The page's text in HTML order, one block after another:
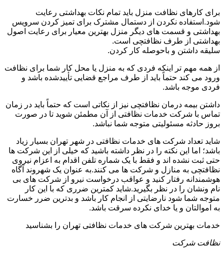
برای کارهای نظافت منزل باید تمام نکات بهداشتی رعایت
شود.استفاده نکردن از دستمال مشترک برای تمیز کردن سرویس
بهداشتی و قسمت های دیگر منزل بهترین معیار برای رعایت اصول
بهداشتی از طرف نظافتچی است.
سلیقه داشتن و باحوصله کار کردن.
از همه مهم تر اینکه فردی که به منزل یا محل کار شما برای نظافت
ورود می کند حتماً باید از طرف مراجع قضایی تأییدشده باشد و
فردی موجه باشد.
داشتن بیمه درمان نظافتچی نیز از نکاتی است که حتماً باید در زمان
تماس با شرکت خدمات نظافتی از آن مطمئن شوید تا در صورت
بروز حادثه مسئولیتی متوجه شما نباشد.
شاید تعداد شرکت های خدمات نظافتی در شهر تهران بسیار زیاد
باشد؛ اما این نکته را در نظر داشته باشید که خیلی از این شرکت ها
حتی ثبت نشده اند و فقط با یک شماره تلفن اقدام به اعزام نیروی
نظافتچی به منازل و شرکت ها می کنند.به عنوان یک شهروند آگاه
هوشمندانه رفتار کنید و عواقب درخواست نیرو از شرکت های بی
نام ونشان را در نظر بگیرید.شاید کمترین ضرری که با این کار
متوجه شما شود نارضایتی از انجام کار باشد و بدترین ضرر خسارت
به اموالتان و یا خدای نکرده سرقت باشد.
خدمات بهترین شرکت های خدمات نظافتی تهران را بشناسید
نظافت شرکت